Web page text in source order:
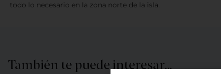
todo lo necesario en la zona norte de la isla.
También te puede interesar…